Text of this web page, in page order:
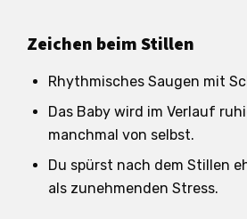
Zeichen beim Stillen
Rhythmisches Saugen mit
Das Baby wird im Verlauf
manchmal von selbst.
Du spürst nach dem Stillen
als zunehmenden Stress.